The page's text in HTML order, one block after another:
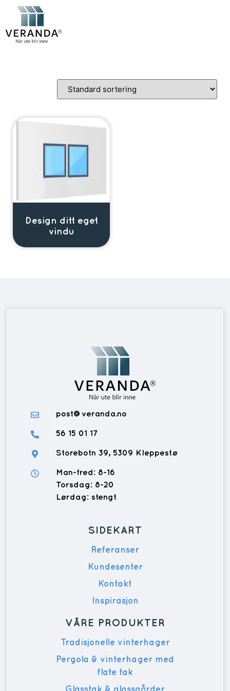
Design ditt eget
vindu
post@veranda.no
56 15 01 17
Storebotn 39, 5309 Kleppestø
Man-fred: 8-16
Torsdag: 8-20
Lørdag: stengt
SIDEKART
Referanser
Kundesenter
Kontakt
Inspirasjon
VÅRE PRODUKTER
Tradisjonelle vinterhager
Pergola & vinterhager med
flate tak